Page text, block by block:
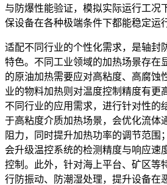
与防爆性能验证，模拟实际运行工况
保设备在各种极端条件下都能稳定运
适配不同行业的个性化需求，是轴封
特色。不同工业领域的加热场景存在
的原油加热需要应对高粘度、高腐蚀
业的物料加热则对温度控制精度有更
不同行业的应用需求，进行针对性的
于高粘度介质加热场景，会优化流体
阻力，同时提升加热功率的调节范围
会升级温控系统的检测精度与响应速
控制。此外，针对海上平台、矿区等
行防振动、防潮湿处理，提升设备在